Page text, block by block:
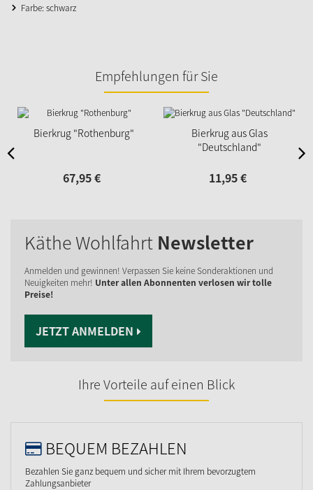
Farbe: schwarz
Empfehlungen für Sie
Bierkrug "Rothenburg"
67,95€
Bierkrug aus Glas
"Deutschland"
11,95€
Käthe Wohlfahrt Newsletter
Anmelden und gewinnen! Verpassen Sie keine Sonderaktionen und
Neuigkeiten mehr! Unter allen Abonnenten verlosen wir tolle
Preise!
JETZT ANMELDEN
Ihre Vorteile auf einen Blick
BEQUEM BEZAHLEN
Bezahlen Sie ganz bequem und sicher mit Ihrem bevorzugtem
Zahlungsanbieter